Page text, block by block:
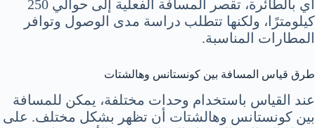
أي بالطائرة، تقصر المسافة الفعلية إلى حوالي 250
كيلومترًا، ولكنها تتطلب دراسة مدى الوصول وتوافر
المطارات المناسبة.
طرق قياس المسافة بين كونستانس وهالشتات
عند القياس باستخدام وحدات مختلفة، يمكن للمسافة
بين كونستانس وهالشتات أن تظهر بشكل مختلف. على